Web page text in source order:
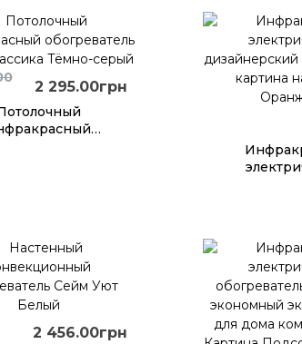
2 295.00грн
2 456.00грн